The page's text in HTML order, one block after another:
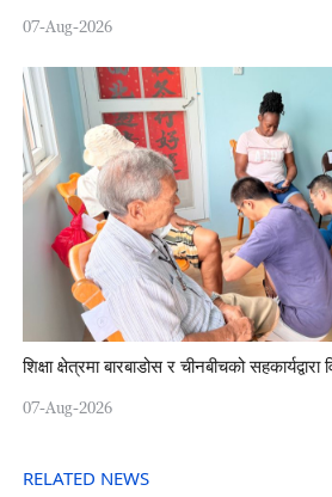
07-Aug-2026
शिक्षा क्षेत्रमा बारबाडोस र चीनबीचको
07-Aug-2026
RELATED NEWS